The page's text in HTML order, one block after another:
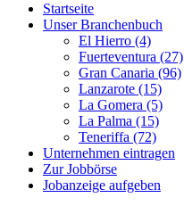
Startseite
Unser Branchenbuch
El Hierro (4)
Fuerteventura (27)
Gran Canaria (96)
Lanzarote (15)
La Gomera (5)
La Palma (15)
Teneriffa (72)
Unternehmen eintragen
Zur Jobbörse
Jobanzeige aufgeben